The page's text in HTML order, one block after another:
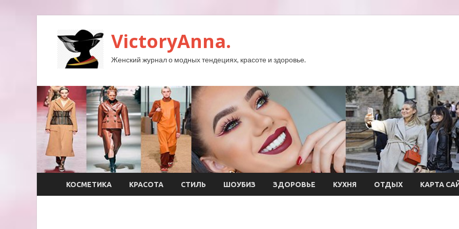
VictoryAnna.
Женский журнал о модных тендециях, красоте и здоровье.
КОСМЕТИКА КРАСОТА СТИЛЬ ШОУБИЗ ЗДОРОВЬЕ КУХНЯ ОТДЫХ КАРТА